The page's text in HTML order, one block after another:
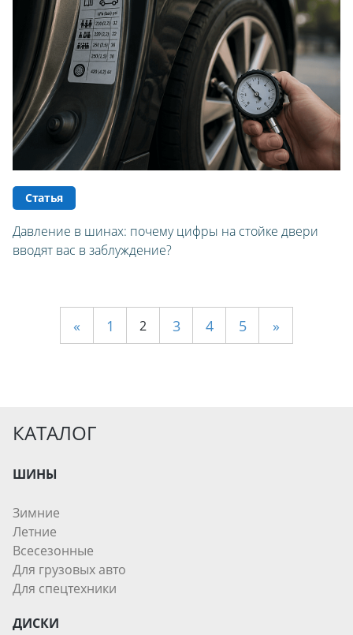
Статья
Давление в шинах: почему цифры на стойке двери
вводят вас в заблуждение?
« 1 2 3 4 5 »
КАТАЛОГ
ШИНЫ
Зимние
Летние
Всесезонные
Для грузовых авто
Для спецтехники
ДИСКИ